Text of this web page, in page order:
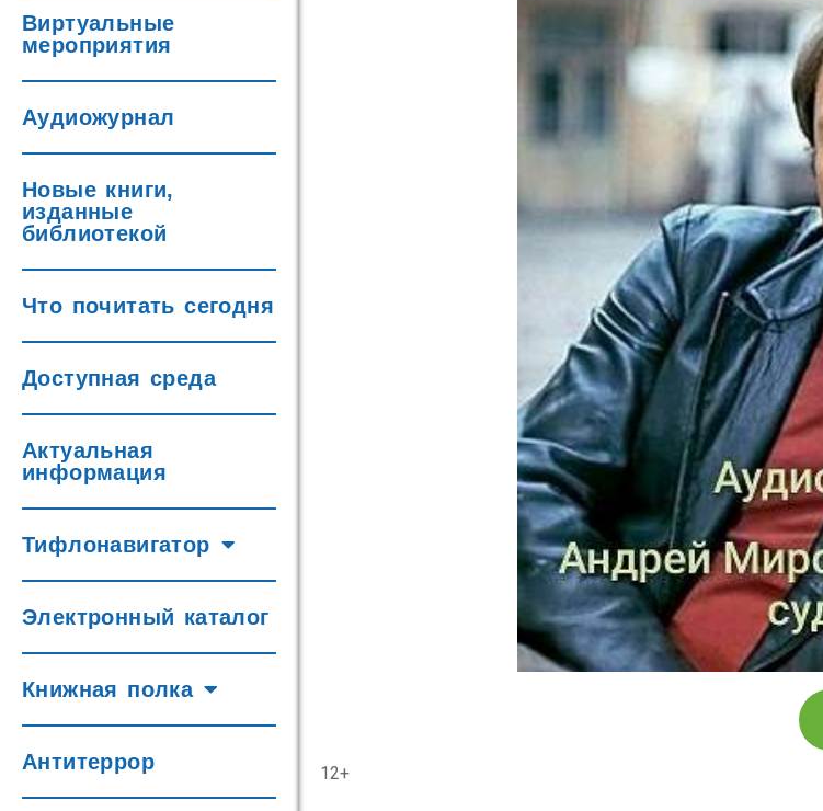
Виртуальные
мероприятия
Аудиожурнал
Новые книги,
изданные
библиотекой
Что почитать сегодня
Доступная среда
Актуальная
информация
Тифлонавигатор
Электронный каталог
Книжная полка
Антитеррор 12+